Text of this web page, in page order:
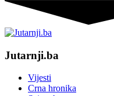
Jutarnji.ba
Vijesti
Crna hronika